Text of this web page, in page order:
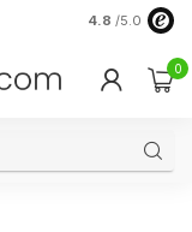
4.8 /5.0
0